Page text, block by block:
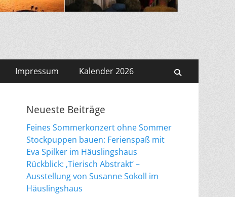
Impressum Kalender 2026
Neueste Beiträge
Feines Sommerkonzert ohne Sommer
Stockpuppen bauen: Ferienspaß mit
Eva Spilker im Häuslingshaus
Rückblick: ‚Tierisch Abstrakt‘ –
Ausstellung von Susanne Sokoll im
Häuslingshaus